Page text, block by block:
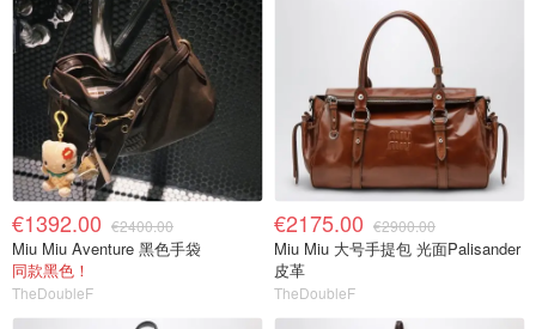
€1392.00 €2400.00
Miu Miu Aventure 黑色手袋
同款黑色！
TheDoubleF
€2175.00 €2900.00
Miu Miu 大号手提包 光面Palisander
皮革
TheDoubleF